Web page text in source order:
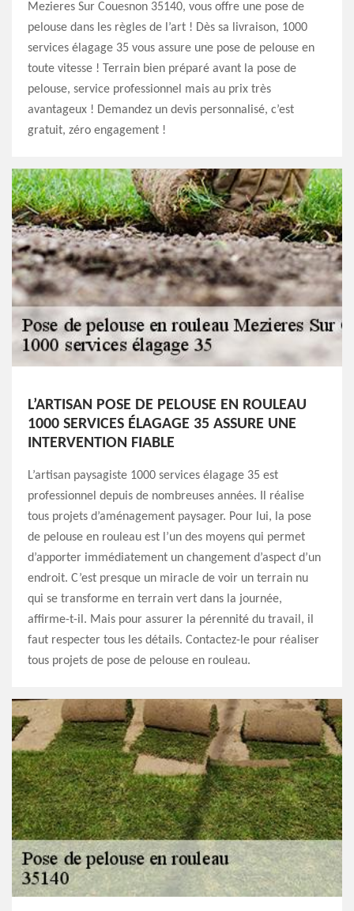
Mezieres Sur Couesnon 35140, vous offre une pose de
pelouse dans les règles de l’art ! Dès sa livraison, 1000
services élagage 35 vous assure une pose de pelouse en
toute vitesse ! Terrain bien préparé avant la pose de
pelouse, service professionnel mais au prix très
avantageux ! Demandez un devis personnalisé, c’est
gratuit, zéro engagement !
L’ARTISAN POSE DE PELOUSE EN ROULEAU
1000 SERVICES ÉLAGAGE 35 ASSURE UNE
INTERVENTION FIABLE
L’artisan paysagiste 1000 services élagage 35 est
professionnel depuis de nombreuses années. Il réalise
tous projets d’aménagement paysager. Pour lui, la pose
de pelouse en rouleau est l’un des moyens qui permet
d’apporter immédiatement un changement d’aspect d’un
endroit. C’est presque un miracle de voir un terrain nu
qui se transforme en terrain vert dans la journée,
affirme-t-il. Mais pour assurer la pérennité du travail, il
faut respecter tous les détails. Contactez-le pour réaliser
tous projets de pose de pelouse en rouleau.